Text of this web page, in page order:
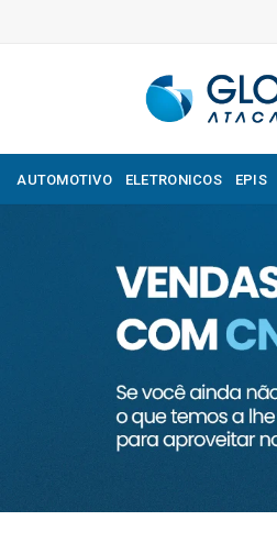
AUTOMOTIVO ELETRONICOS EPIS